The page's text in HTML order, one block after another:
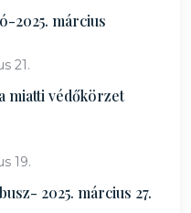
2025. március
21.
miatti védőkörzet
19.
2025. március 27.